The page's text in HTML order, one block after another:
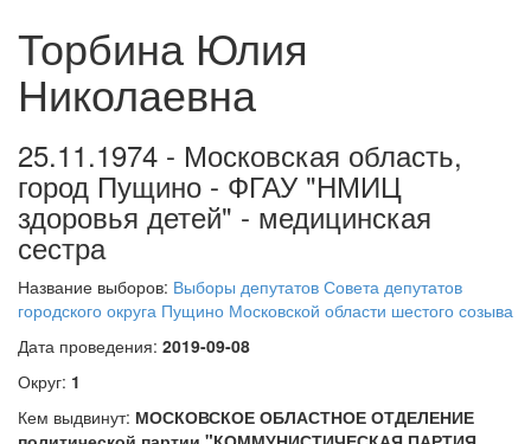
Торбина Юлия
Николаевна
25.11.1974 - Московская область,
город Пущино - ФГАУ "НМИЦ
здоровья детей" - медицинская
сестра
Название выборов: Выборы депутатов Совета депутатов
городского округа Пущино Московской области шестого созыва
Дата проведения: 2019-09-08
Округ: 1
Кем выдвинут: МОСКОВСКОЕ ОБЛАСТНОЕ ОТДЕЛЕНИЕ